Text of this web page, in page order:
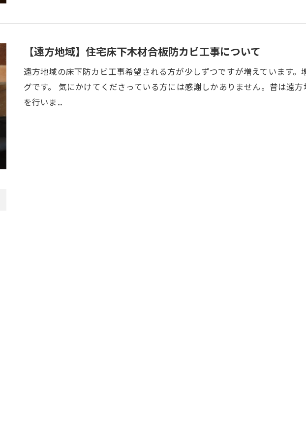
【遠方地域】住宅床下木材合板防カビ工事について
遠方地域の床下防カビ工事希望される方が少しずつですが増えています。
グです。 気にかけてくださっている方には感謝しかありません。昔は遠
を行いま…